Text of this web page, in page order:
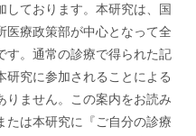
ております。本研究は、国
医療政策部が中心となって全
す。通常の診療で得られた記
研究に参加されることによる
りません。この案内をお読み
たは本研究に『ご自分の診療